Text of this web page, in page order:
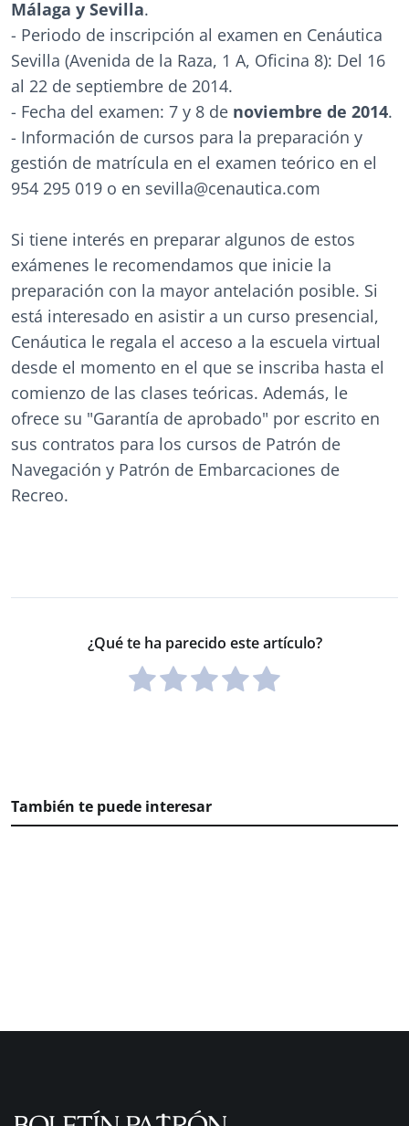
Málaga y Sevilla.
- Periodo de inscripción al examen en Cenáutica
Sevilla (Avenida de la Raza, 1 A, Oficina 8): Del 16
al 22 de septiembre de 2014.
- Fecha del examen: 7 y 8 de noviembre de 2014.
- Información de cursos para la preparación y
gestión de matrícula en el examen teórico en el
954 295 019 o en sevilla@cenautica.com
Si tiene interés en preparar algunos de estos
exámenes le recomendamos que inicie la
preparación con la mayor antelación posible. Si
está interesado en asistir a un curso presencial,
Cenáutica le regala el acceso a la escuela virtual
desde el momento en el que se inscriba hasta el
comienzo de las clases teóricas. Además, le
ofrece su "Garantía de aprobado" por escrito en
sus contratos para los cursos de Patrón de
Navegación y Patrón de Embarcaciones de
Recreo.
¿Qué te ha parecido este artículo?
También te puede interesar